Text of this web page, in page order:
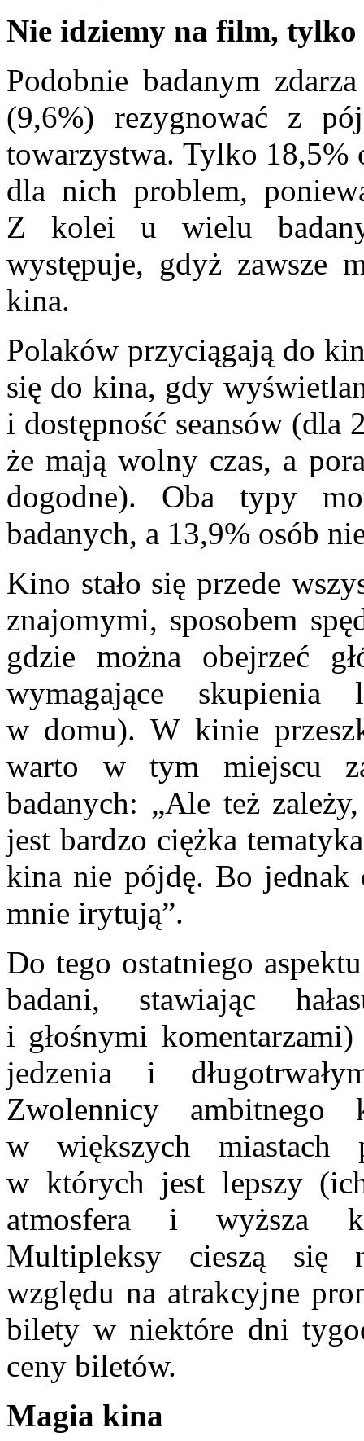
Nie idziemy na film,
Podobnie badanym
(9,6%) rezygnować z
towarzystwa. Tylko 18,5%
dla nich problem,
Z kolei u wielu
występuje, gdyż zawsze
kina.
Polaków przyciągają do
się do kina, gdy
i dostępność seansów (dla
że mają wolny czas, a
dogodne). Oba typy
badanych, a 13,9% osób
Kino stało się przede
znajomymi, sposobem
gdzie można obejrzeć
wymagające
w domu). W kinie
warto w tym miejscu
badanych: „Ale też
jest bardzo ciężka
kina nie pójdę. Bo jednak
mnie irytują”.
Do tego ostatniego
badani, stawiając
i głośnymi
jedzenia i
Zwolennicy ambitnego
w większych miastach
w których jest lepszy
atmosfera i wyższa
Multipleksy cieszą się
względu na atrakcyjne
bilety w niektóre dni
ceny biletów.
Magia kina